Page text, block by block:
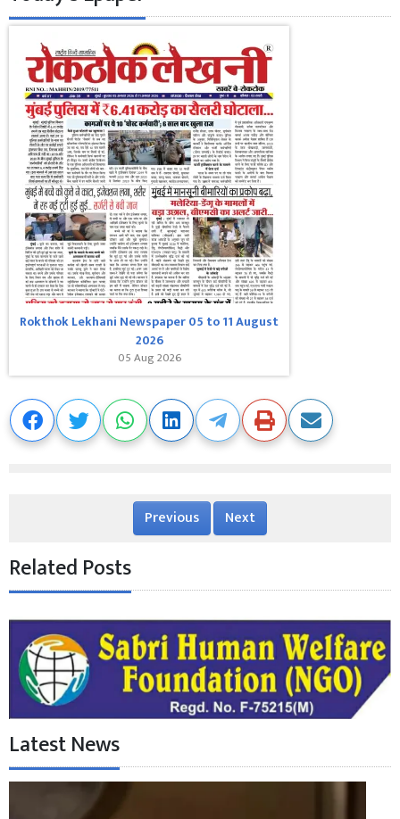
Rokthok Lekhani Newspaper 05 to 11 August
2026
05 Aug 2026
Previous Next
Related Posts
Latest News